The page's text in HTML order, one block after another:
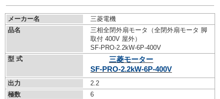
メーカー名
三菱電機
品名
三相全閉外扇モータ（全閉外扇モータ 脚
取付 400V 屋外）
SF-PRO-2.2kW-6P-400V
型 式
三菱モーター
SF-PRO-2.2kW-6P-400V
出力
2.2
極数
6